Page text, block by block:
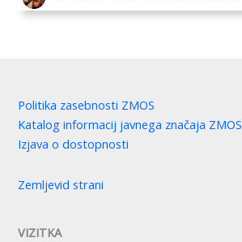
Politika zasebnosti ZMOS
Katalog informacij javnega značaja ZMOS
Izjava o dostopnosti
Zemljevid strani
VIZITKA